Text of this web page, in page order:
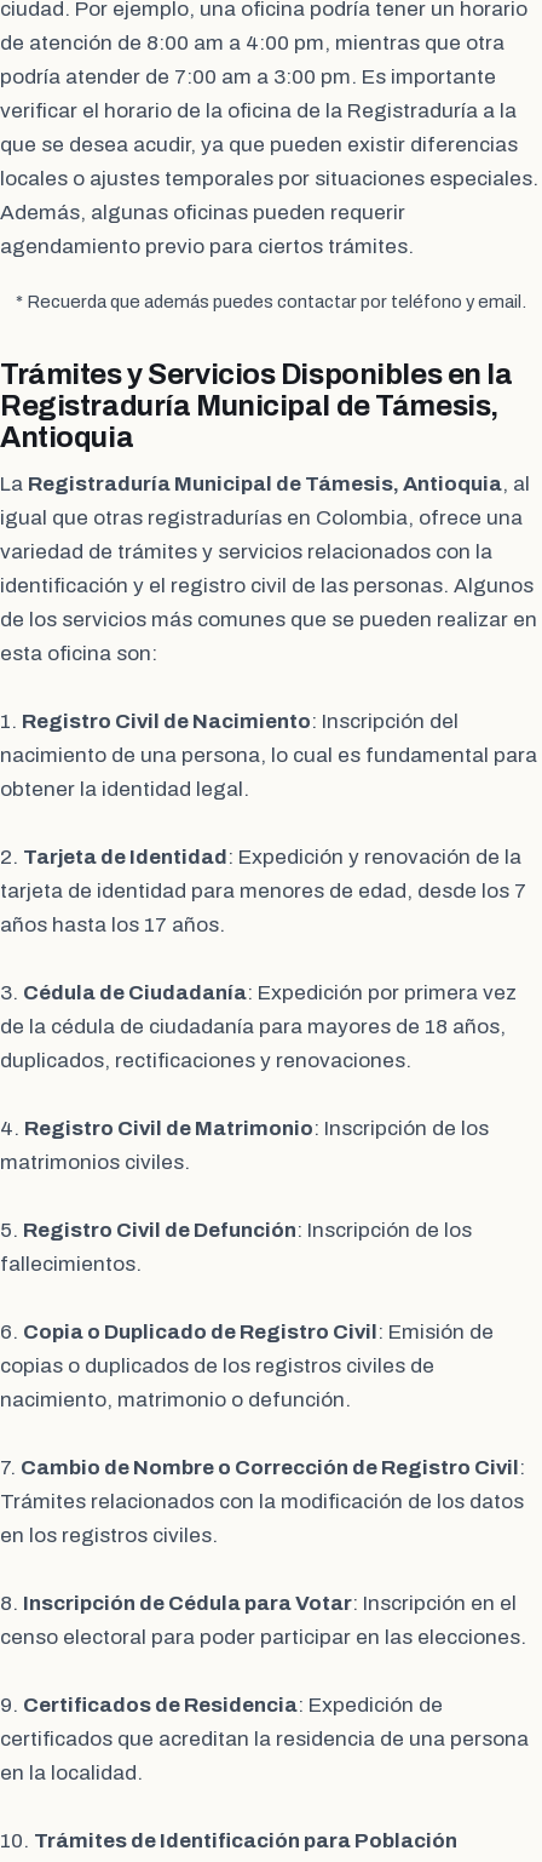
ciudad. Por ejemplo, una oficina podría tener un horario
de atención de 8:00 am a 4:00 pm, mientras que otra
podría atender de 7:00 am a 3:00 pm. Es importante
verificar el horario de la oficina de la Registraduría a la
que se desea acudir, ya que pueden existir diferencias
locales o ajustes temporales por situaciones especiales.
Además, algunas oficinas pueden requerir
agendamiento previo para ciertos trámites.
* Recuerda que además puedes contactar por teléfono y email.
Trámites y Servicios Disponibles en la
Registraduría Municipal de Támesis,
Antioquia
La Registraduría Municipal de Támesis, Antioquia, al
igual que otras registradurías en Colombia, ofrece una
variedad de trámites y servicios relacionados con la
identificación y el registro civil de las personas. Algunos
de los servicios más comunes que se pueden realizar en
esta oficina son:
1. Registro Civil de Nacimiento: Inscripción del
nacimiento de una persona, lo cual es fundamental para
obtener la identidad legal.
2. Tarjeta de Identidad : Expedición y renovación de la
tarjeta de identidad para menores de edad, desde los 7
años hasta los 17 años.
3. Cédula de Ciudadanía: Expedición por primera vez
de la cédula de ciudadanía para mayores de 18 años,
duplicados, rectificaciones y renovaciones.
4. Registro Civil de Matrimonio: Inscripción de los
matrimonios civiles.
5. Registro Civil de Defunción: Inscripción de los
fallecimientos.
6. Copia o Duplicado de Registro Civil : Emisión de
copias o duplicados de los registros civiles de
nacimiento, matrimonio o defunción.
7. Cambio de Nombre o Corrección de Registro Civil :
Trámites relacionados con la modificación de los datos
en los registros civiles.
8. Inscripción de Cédula para Votar: Inscripción en el
censo electoral para poder participar en las elecciones.
9. Certificados de Residencia: Expedición de
certificados que acreditan la residencia de una persona
en la localidad.
10. Trámites de Identificación para Población